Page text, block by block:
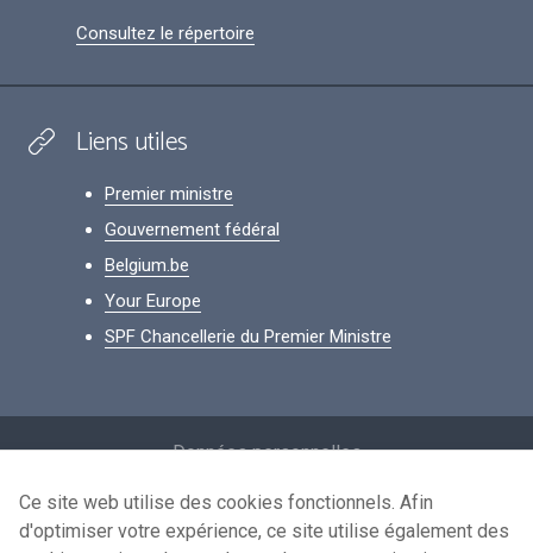
Consultez le répertoire
Liens utiles
Premier ministre
Gouvernement fédéral
Belgium.be
Your Europe
SPF Chancellerie du Premier Ministre
Données personnelles
Conditions de réutilisation
Contactez-nous
Ce site web utilise des cookies fonctionnels. Afin
d'optimiser votre expérience, ce site utilise également des